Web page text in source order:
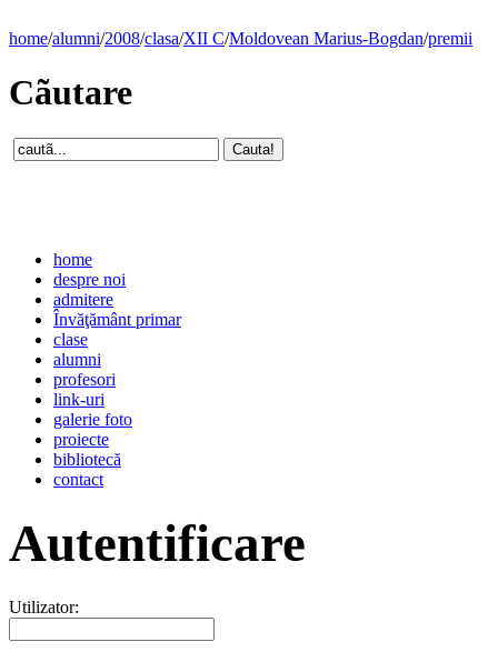
home/alumni/2008/clasa/XII C/Moldovean Marius-Bogdan/premii
Cãutare
home
despre noi
admitere
Învăţământ primar
clase
alumni
profesori
link-uri
galerie foto
proiecte
bibliotecă
contact
Autentificare
Utilizator: